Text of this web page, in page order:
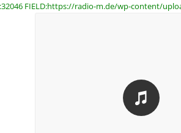
FIELD:https://radio-m.de/wp-content/